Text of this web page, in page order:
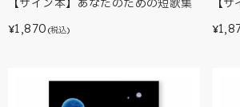
【サイン本】あなたのための短歌集
¥1,870 (税込)
【
¥